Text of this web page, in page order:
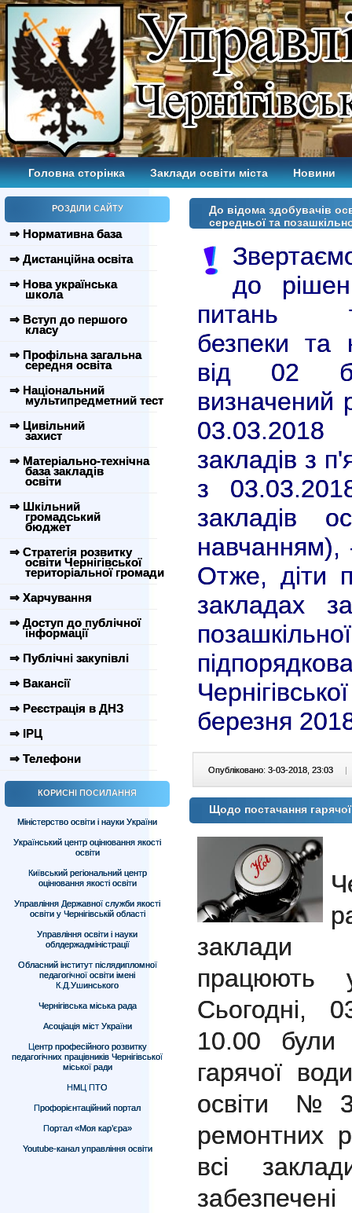
Головна сторінка Заклади освіти міста Новини
РОЗДІЛИ САЙТУ
⇒ Нормативна база
⇒ Дистанційна освіта
⇒ Нова українська
школа
⇒ Вступ до першого
класу
⇒ Профільна загальна
середня освіта
⇒ Національний
мультипредметний тест
⇒ Цивільний
захист
⇒ Матеріально-технічна
база закладів
освіти
⇒ Шкільний
громадський
бюджет
⇒ Стратегія розвитку
освіти Чернігівської
територіальної громади
⇒ Харчування
⇒ Доступ до публічної
інформації
⇒ Публічні закупівлі
⇒ Вакансії
⇒ Реєстрація в ДНЗ
⇒ ІРЦ
⇒ Телефони
КОРИСНІ ПОСИЛАННЯ
Міністерство освіти і науки України
Український центр оцінювання якості
освіти
Київський регіональний центр
оцінювання якості освіти
Управління Державної служби якості
освіти у Чернігівській області
Управління освіти і науки
облдержадміністрації
Обласний інститут післядипломної
педагогічної освіти імені
К.Д.Ушинського
Чернігівська міська рада
Асоціація міст України
Центр професійного розвитку
педагогічних працівників Чернігівської
міської ради
НМЦ ПТО
Профорієнтаційний портал
Портал «Моя кар’єра»
Youtube-канал управління освіти
До відома здобувачів
середньої та
до
питань
безпеки та
від 02
визначений
закладів з
з
закладів
Отже, діти
закладах
березня
Опубліковано: 3-03-2018, 23:03 |
Щодо постачання
заклади
працюють
Сьогодні,
10.00 були
гарячої
освіти
ремонтних
всі